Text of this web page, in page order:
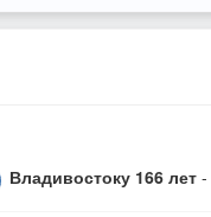
Владивостоку 166 лет -